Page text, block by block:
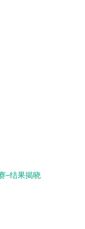
–结果揭晓